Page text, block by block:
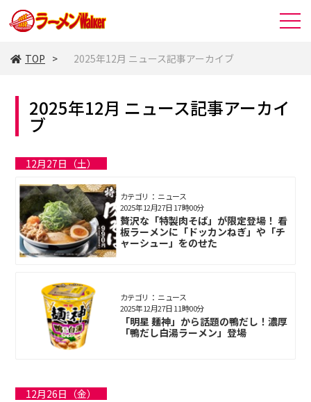
TOP 2025年12月 ニュース記事アーカイブ
2025年12月 ニュース記事アーカイ
ブ
12月27日（土）
カテゴリ： ニュース
贅沢な「特製肉そば」が限定登場！ 看
板ラーメンに「ドッカンねぎ」や「チ
ャーシュー」をのせた
2025年12月27日 17時00分
カテゴリ： ニュース
「明星 麺神」から話題の鴨だし！濃厚
「鴨だし白湯ラーメン」登場
2025年12月27日 11時00分
12月26日（金）